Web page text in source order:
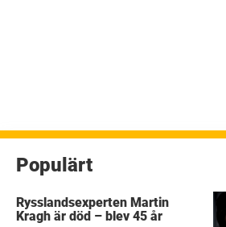
Populärt
Rysslandsexperten Martin
Kragh är död – blev 45 år